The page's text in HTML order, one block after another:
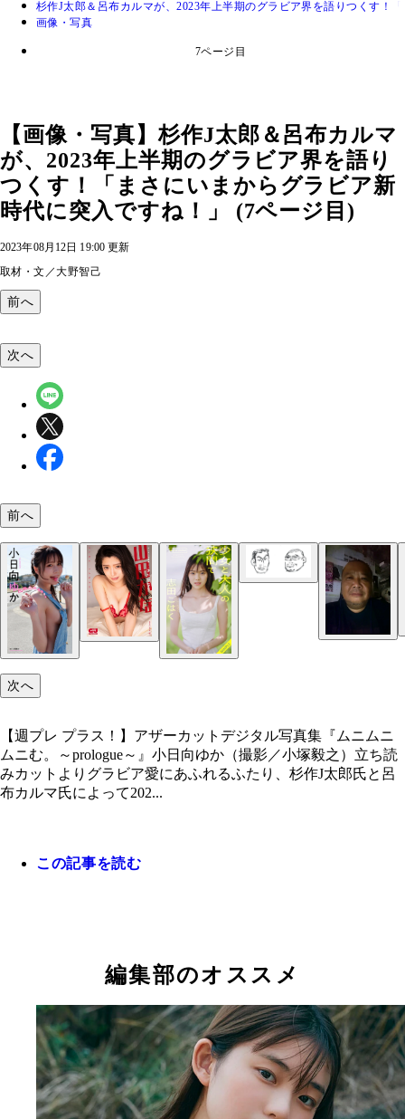
杉作J太郎＆呂布カルマが、2023年上半期のグラビア界を語りつくす！
画像・写真
7ページ目
【画像・写真】杉作J太郎＆呂布カルマ
が、2023年上半期のグラビア界を語り
つくす！「まさにいまからグラビア新
時代に突入ですね！」 (7ページ目)
2023年08月12日 19:00 更新
取材・文／大野智己
前へ
【週プレ プラス！】アザーカットデジタル写真集
ムニムニむ。～prologue～』小日向ゆか（撮影／小
之）立ち読みカットより
『少女と大人の狭間で』志田こはく（撮影／熊谷
ち読みカットより
【週プレ プラス！】アザーカットデジタル写真集
ムニムニむ。～prologue～』小日向ゆか（撮影／小
之）価格／\1100（税込）
『少女と大人の狭間で』志田こはく（撮影／熊谷
格／\1100（税込）
呂布カルマ氏と杉作J太郎氏。前回とはちょっとタ
変えました（画／杉作J太郎）
呂布カルマ氏
次へ
前へ
次へ
【週プレ プラス！】アザーカットデジタル写真集『ムニムニ
ムニむ。～prologue～』小日向ゆか（撮影／小塚毅之）立ち読
みカットよりグラビア愛にあふれるふたり、杉作J太郎氏と呂
布カルマ氏によって202...
この記事を読む
編集部のオススメ